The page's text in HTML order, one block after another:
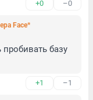
+0 –0
Face*
базу
+1 –1